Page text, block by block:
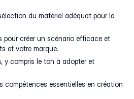
du matériel adéquat pour la
pour créer un scénario efficace et
et votre marque.
y compris le ton à adopter et
compétences essentielles en création